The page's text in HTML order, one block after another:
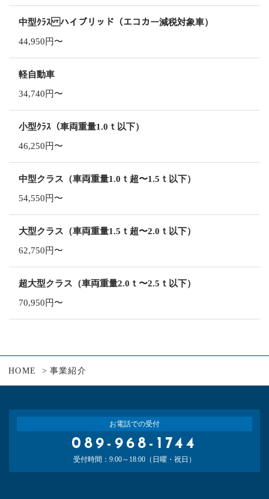
中型ｸﾗｽ ハイブリッド（エコカー減税対象車）
44,950円〜
軽自動車
34,740円〜
小型ｸﾗｽ（車両重量1.0ｔ以下）
46,250円〜
中型クラス（車両重量1.0ｔ超〜1.5ｔ以下）
54,550円〜
大型クラス（車両重量1.5ｔ超〜2.0ｔ以下）
62,750円〜
超大型クラス（車両重量2.0ｔ〜2.5ｔ以下）
70,950円〜
HOME 事業紹介
お電話での受付
089-968-1744
受付時間：9:00～18:00（日曜・祝日）